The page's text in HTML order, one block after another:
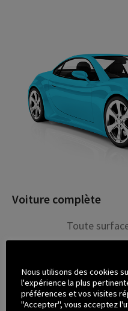
Voiture complète
Toute
TROUVEZ UN
EN
Nous utilisons des cookies
l'expérience la plus
préférences et vos visites
"Accepter", vous acceptez